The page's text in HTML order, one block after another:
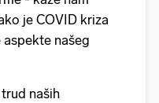
je COVID kriza
našeg
naših